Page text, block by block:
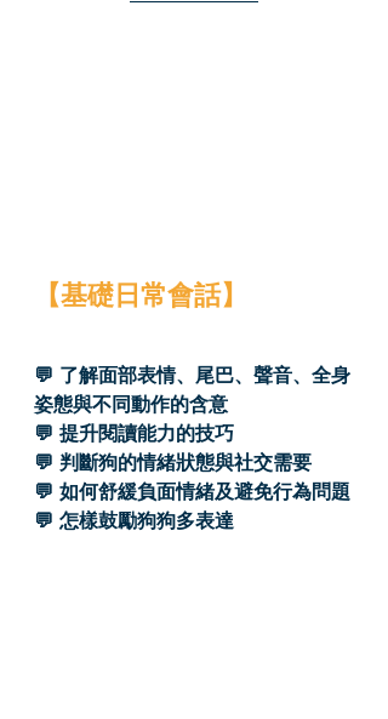
【基礎日常會話】
💬 了解面部表情、尾巴、聲音、全身
姿態與不同動作的含意
💬 提升閱讀能力的技巧
💬 判斷狗的情緒狀態與社交需要
💬 如何舒緩負面情緒及避免行為問題
💬 怎樣鼓勵狗狗多表達